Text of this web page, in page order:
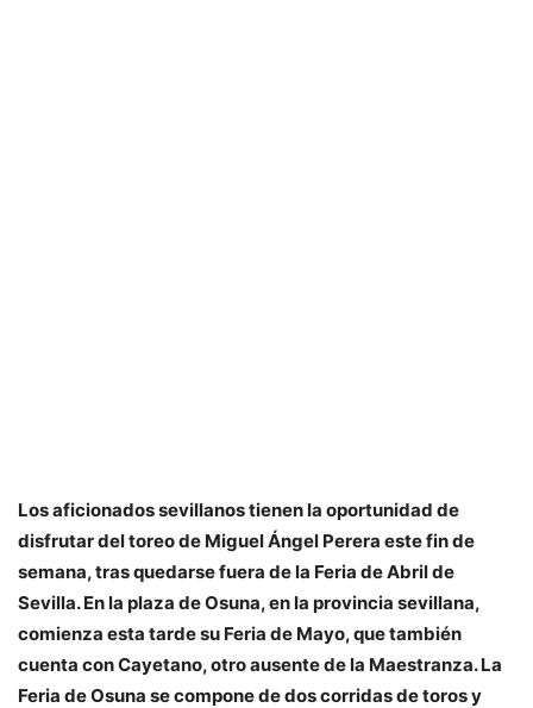
Los aficionados sevillanos tienen la oportunidad de
disfrutar del toreo de Miguel Ángel Perera este fin de
semana, tras quedarse fuera de la Feria de Abril de
Sevilla. En la plaza de Osuna, en la provincia sevillana,
comienza esta tarde su Feria de Mayo, que también
cuenta con Cayetano, otro ausente de la Maestranza. La
Feria de Osuna se compone de dos corridas de toros y